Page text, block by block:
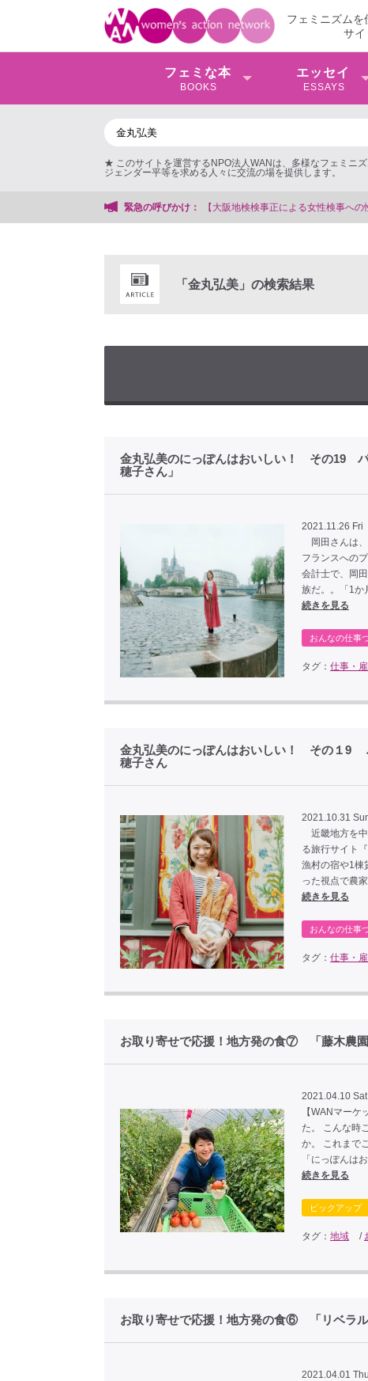
フェミニズムを
サイ
フェミな本
BOOKS
エッセイ
ESSAYS
★ このサイトを運営するNPO法人WANは、多様なフェミニ
ジェンダー平等を求める人々に交流の場を提供します。
緊急の呼びかけ：
「金丸弘美」の検索結果
金丸弘美のにっぽんはおいしい！ その19
穂子さん」
2021.11.26 Fri
岡田さんは、
フランスへの
会計士で、岡
族だ。。「1か
続きを見る
おんなの仕事
タグ： 仕事・
金丸弘美のにっぽんはおいしい！ その１9
穂子さん
2021.10.31
近畿地方を中
る旅行サイト
漁村の宿や1棟
った視点で農
続きを見る
おんなの仕事
タグ： 仕事・
お取り寄せで応援！地方発の食⑦ 「藤木農
2021.04.10 Sat
【WANマー
た。 こんな時
か。 これまで
「にっぽんは
続きを見る
ピックアップ
タグ： 地域 /
お取り寄せで応援！地方発の食⑥ 「リベラ
2021.04.01 Thu